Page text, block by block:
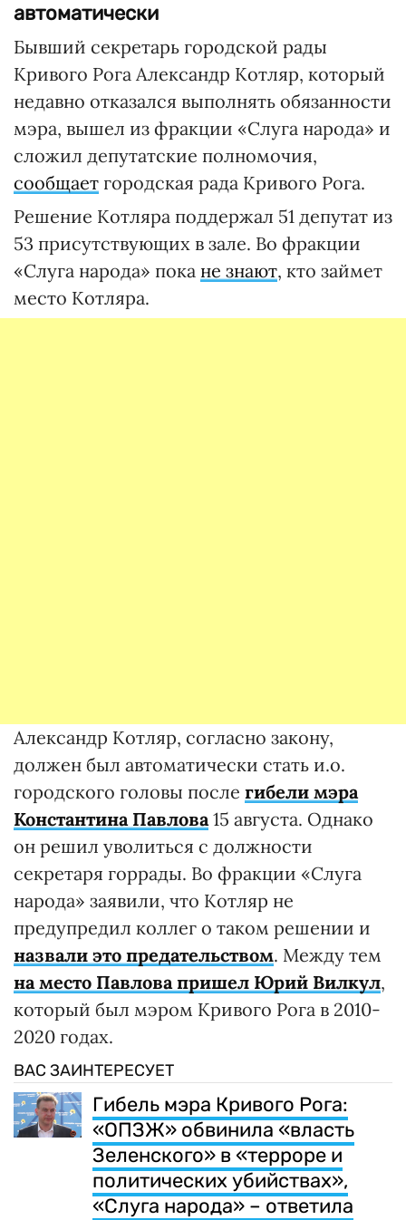
автоматически
Бывший секретарь городской рады
Кривого Рога Александр Котляр, который
недавно отказался выполнять обязанности
мэра, вышел из фракции «Слуга народа» и
сложил депутатские полномочия,
сообщает городская рада Кривого Рога.
Решение Котляра поддержал 51 депутат из
53 присутствующих в зале. Во фракции
«Слуга народа» пока не знают, кто займет
место Котляра.
Александр Котляр, согласно закону,
должен был автоматически стать и.о.
городского головы после гибели мэра
Константина Павлова15 августа. Однако
он решил уволиться с должности
секретаря горрады. Во фракции «Слуга
народа» заявили, что Котляр не
предупредил коллег о таком решении и
назвали это предательством. Между тем
на место Павлова пришел Юрий Вилкул,
который был мэром Кривого Рога в 2010-
2020 годах.
ВАС ЗАИНТЕРЕСУЕТ
Гибель мэра Кривого Рога:
«ОПЗЖ» обвинила «власть
Зеленского» в «терроре и
политических убийствах»,
«Слуга народа» – ответила